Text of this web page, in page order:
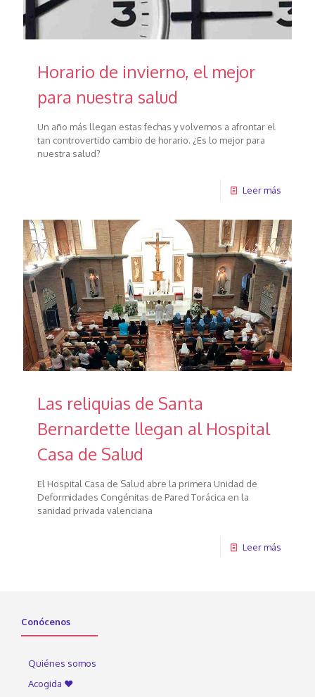
Horario de invierno, el mejor
para nuestra salud
Un año más llegan estas fechas y volvemos a afrontar el
tan controvertido cambio de horario. ¿Es lo mejor para
nuestra salud?
Leer más
Las reliquias de Santa
Bernardette llegan al Hospital
Casa de Salud
El Hospital Casa de Salud abre la primera Unidad de
Deformidades Congénitas de Pared Torácica en la
sanidad privada valenciana
Leer más
Conócenos
Quiénes somos
Acogida ♥